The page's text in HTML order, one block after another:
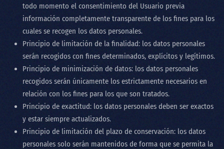
todo momento el consentimiento del Usuario previa
información completamente transparente de los fines para los
cuales se recogen los datos personales.
Principio de limitación de la finalidad: los datos personales
serán recogidos con fines determinados, explícitos y legítimos.
Principio de minimización de datos: los datos personales
recogidos serán únicamente los estrictamente necesarios en
relación con los fines para los que son tratados.
Principio de exactitud: los datos personales deben ser exactos
y estar siempre actualizados.
Principio de limitación del plazo de conservación: los datos
personales solo serán mantenidos de forma que se permita la